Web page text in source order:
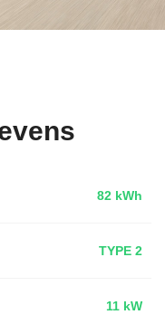
82 kWh
TYPE 2
11 kW